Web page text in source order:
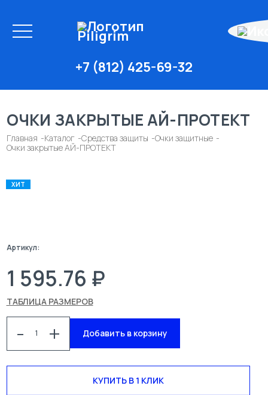
+7 (812) 425-69-32
ОЧКИ ЗАКРЫТЫЕ АЙ-ПРОТЕКТ
Главная Каталог Средства защиты
Очки защитные
Очки закрытые АЙ-ПРОТЕКТ
ХИТ
Артикул:
1 595.76 ₽
ТАБЛИЦА РАЗМЕРОВ
- + Добавить в корзину
КУПИТЬ В 1 КЛИК